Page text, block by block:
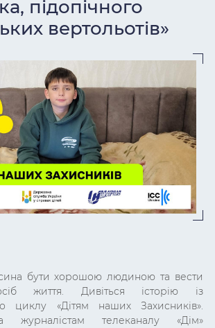
підопічного
вертольотів»
бути хорошою людиною та вести
життя. Дивіться історію із
циклу «Дітям наших Захисників».
журналістам телеканалу «Дім»